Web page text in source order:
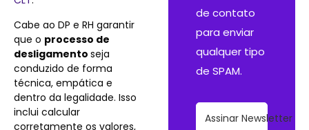
Cabe ao DP e RH garantir
que o processo de
desligamento seja
conduzido de forma
técnica, empática e
dentro da legalidade. Isso
inclui calcular
corretamente os valores,
de contato
para enviar
qualquer tipo
de SPAM.
Assinar Newsletter